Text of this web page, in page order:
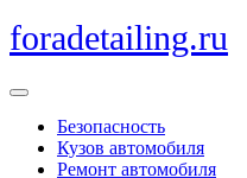
Перейти
к
foradetailing.ru
Кнопка
ОткрытьБезопасность
Кузов автомобиля
Ремонт автомобиля